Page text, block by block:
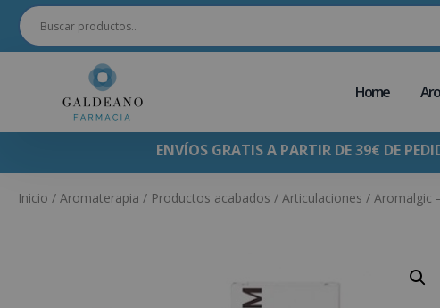
Home
ENVÍOS GRATIS A PARTIR DE 39€ DE
Inicio / Aromaterapia / Productos acabados / Articulaciones / Aromalgic